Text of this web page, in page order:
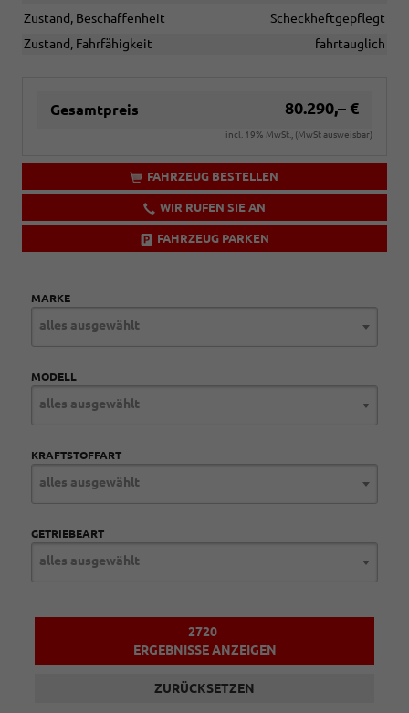
Zustand, Beschaffenheit
Scheckheftgepflegt
Zustand, Fahrfähigkeit
fahrtauglich
Gesamtpreis 80.290,– €
incl. 19% MwSt., (MwSt ausweisbar)
FAHRZEUG BESTELLEN
WIR RUFEN SIE AN
FAHRZEUG PARKEN
MARKE
alles ausgewählt
MODELL
alles ausgewählt
KRAFTSTOFFART
alles ausgewählt
GETRIEBEART
alles ausgewählt
2720
ERGEBNISSE ANZEIGEN
ZURÜCKSETZEN